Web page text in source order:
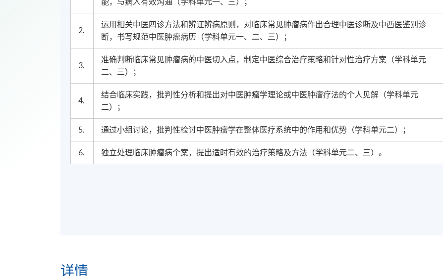
2.
运用相关中医四诊方法和辨证辨病原则，对临床常见肿瘤病作出合理中医诊断及中西医鉴别诊
断，书写规范中医肿瘤病历（学科单元一、二、三）；
3.
准确判断临床常见肿瘤病的中医切入点，制定中医综合治疗策略和针对性治疗方案（学科单元
二、三）；
4.
结合临床实践，批判性分析和提出对中医肿瘤学理论或中医肿瘤疗法的个人见解（学科单元
二）；
5. 通过小组讨论，批判性检讨中医肿瘤学在整体医疗系统中的作用和优势（学科单元二）；
6. 独立处理临床肿瘤病个案，提出适时有效的治疗策略及方法（学科单元二、三）。
详情